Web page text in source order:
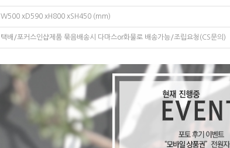
W500 xD590 xH800 xSH450 (mm)
택배/포커스인샵제품 묶음배송시 다마스or화물로 배송가능/조립요청(CS문의)